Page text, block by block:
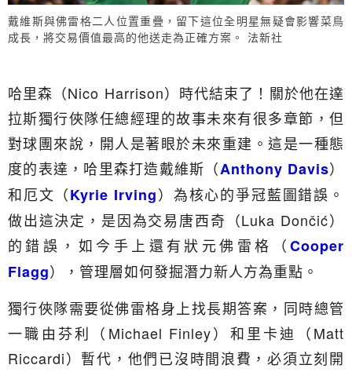
戴維斯與佛雷格二人位置重疊，留下這位全明星無疑會影響菜鳥
成長，將交易價值最高的他送走為正確方案。 法新社
哈里森（Nico Harrison）時代結束了！關於他在達
拉斯獨行俠隊任總經理的故事未來有很多章節，但
對球團來說，開人是著眼於未來重建。這是一種態
度的表達，哈里森打造戴維斯（Anthony Davis）
和厄文（Kyrie Irving）為核心的爭冠藍圖錯誤。
做出這決定，是因為交易唐西奇（Luka Dončić）
的錯誤，如今手上還有狀元佛雷格（Cooper
Flagg），管理層如何發掘潛力新人方為重點。
獨行俠隊需要從佛雷格身上找長期答案，同時總管
一職由芬利（Michael Finley）和里卡迪（Matt
Riccardi）暫代，他們已沒時間浪費，必須立刻開